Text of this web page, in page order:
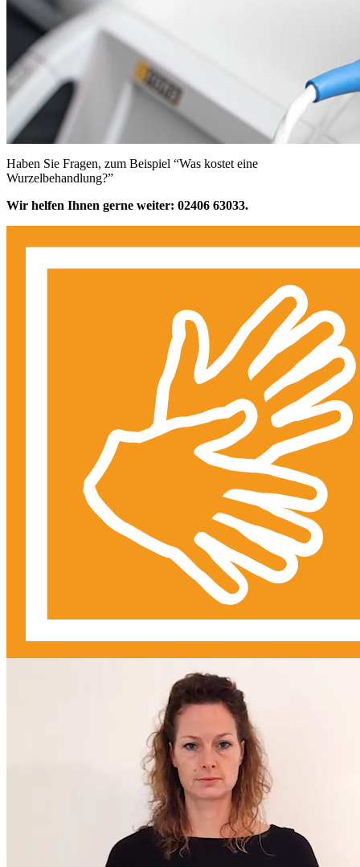
Haben Sie Fragen, zum Beispiel “Was kostet eine
Wurzelbehandlung?”
Wir helfen Ihnen gerne weiter: 02406 63033.